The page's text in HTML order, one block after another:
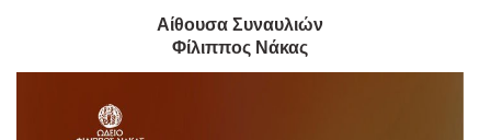
Αίθουσα Συναυλιών
Φίλιππος Νάκας